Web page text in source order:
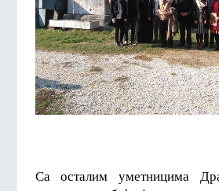
Са осталим уметницима